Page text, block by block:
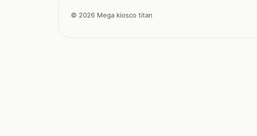
© 2026 Mega kiosco titan